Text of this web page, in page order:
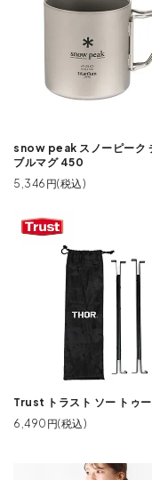
snow peak スノーピーク
ブルマグ 450
5,346円(税込)
Trust トラスト ソー トゥ
6,490円(税込)